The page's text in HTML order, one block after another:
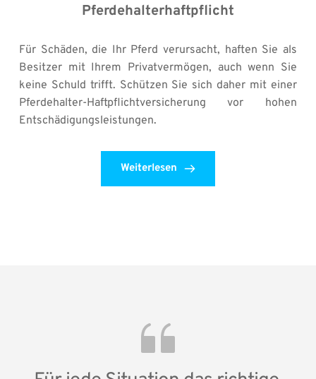
Pferdehalterhaftpflicht
Für Schäden, die Ihr Pferd verursacht, haften Sie als
Besitzer mit Ihrem Privatvermögen, auch wenn Sie
keine Schuld trifft. Schützen Sie sich daher mit einer
Pferdehalter-Haftpflichtversicherung vor hohen
Entschädigungsleistungen.
Weiterlesen